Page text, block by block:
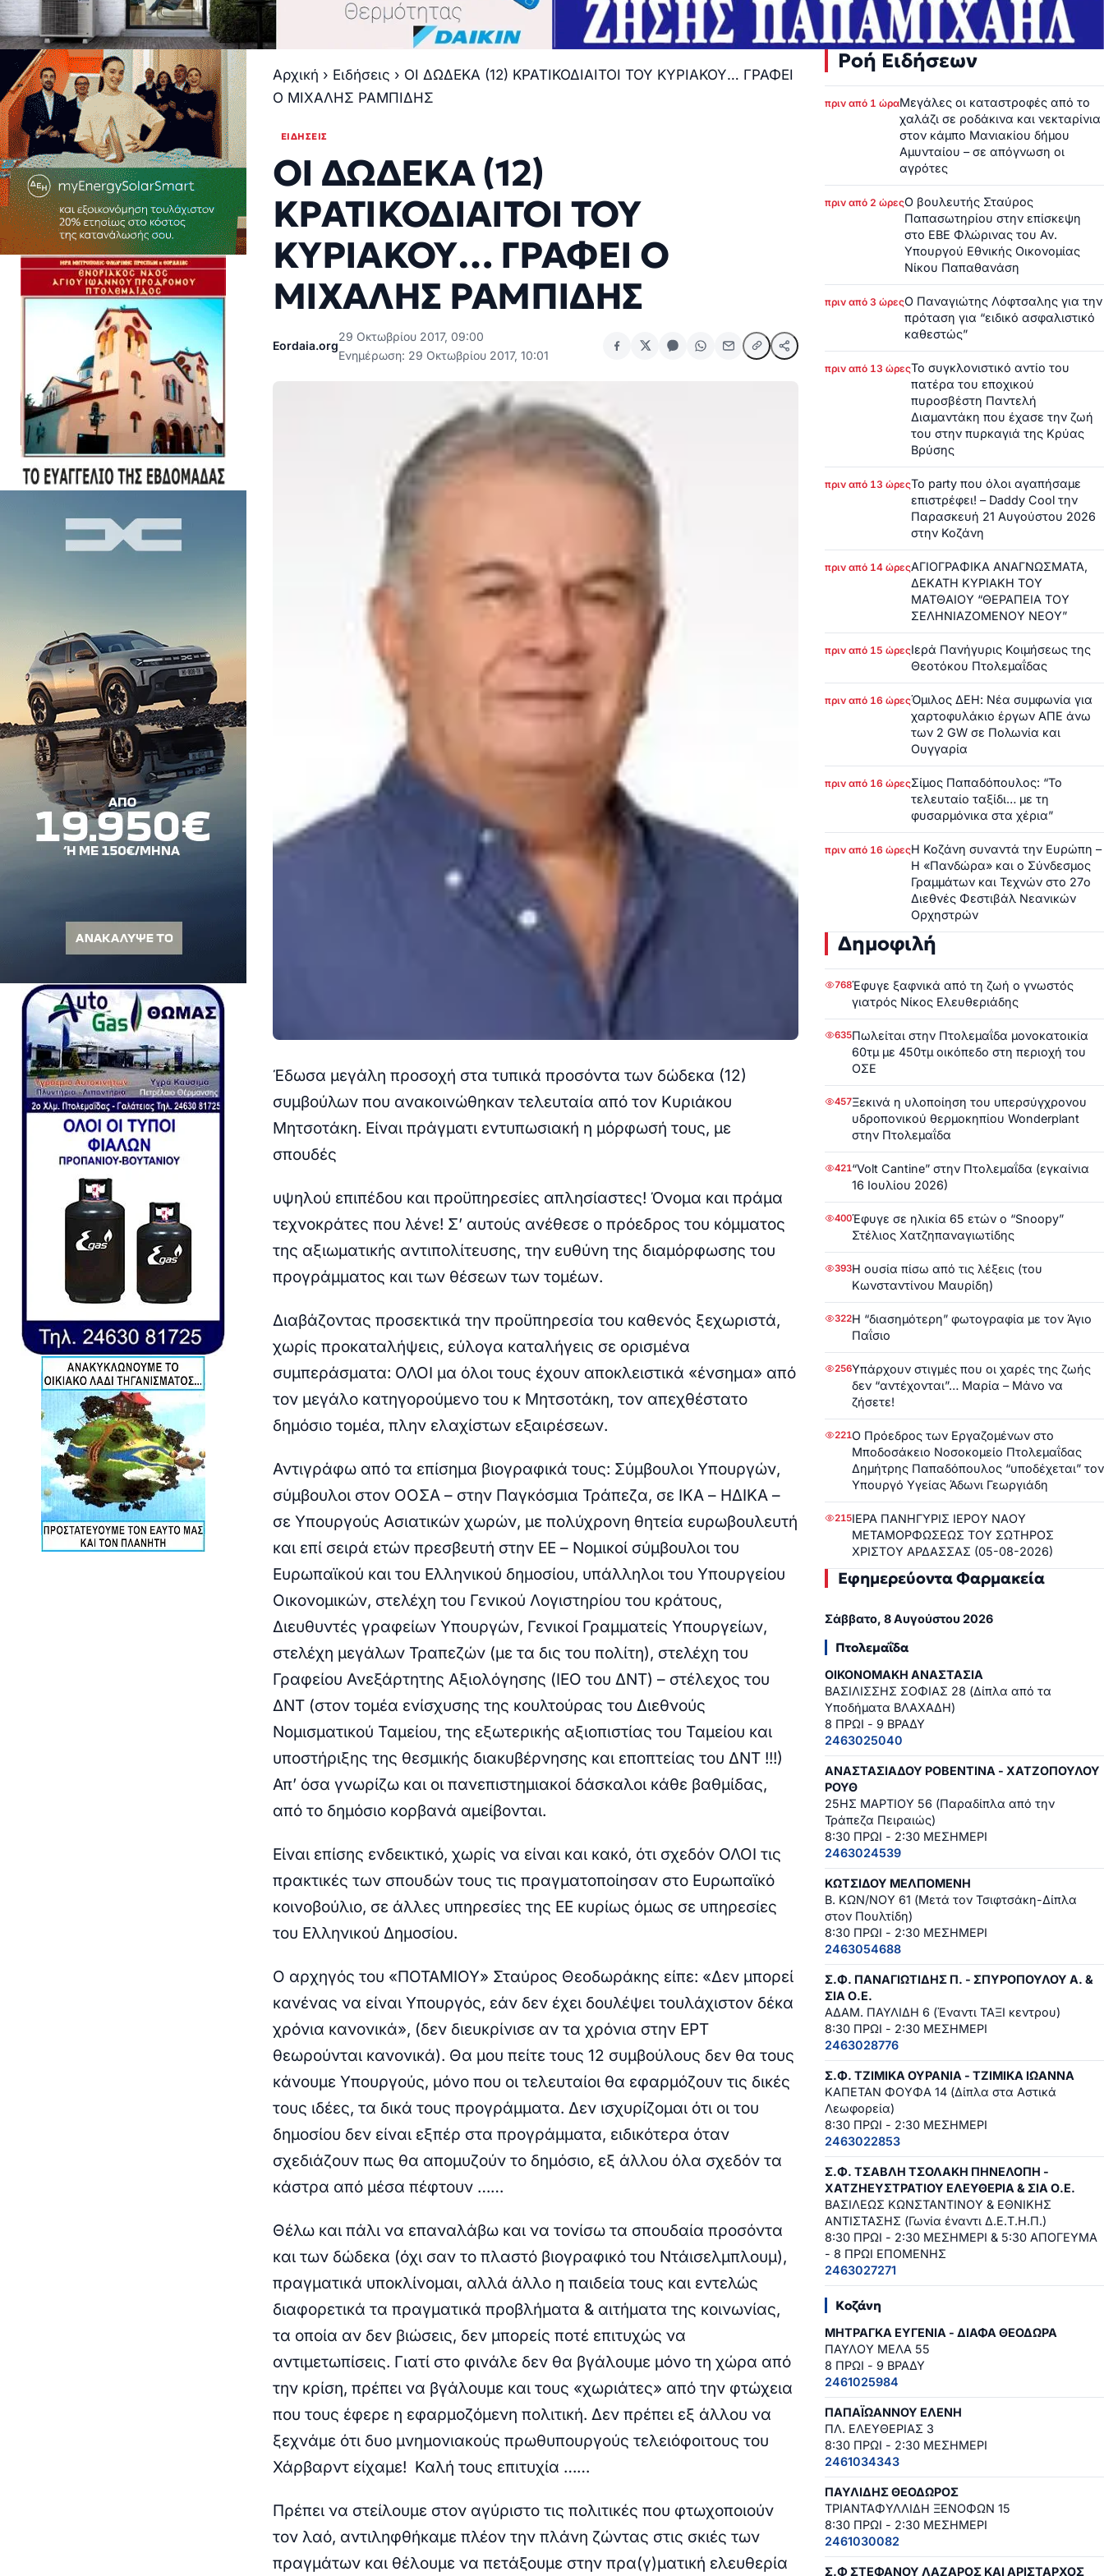
Αρχική › Ειδήσεις › ΟΙ ΔΩΔΕΚΑ (12) ΚΡΑΤΙΚΟΔΙΑΙΤΟΙ ΤΟΥ ΚΥΡΙΑΚΟΥ… ΓΡΑΦΕΙ
Ο ΜΙΧΑΛΗΣ ΡΑΜΠΙΔΗΣ
ΕΙΔΉΣΕΙΣ
ΟΙ ΔΩΔΕΚΑ (12)
ΚΡΑΤΙΚΟΔΙΑΙΤΟΙ ΤΟΥ
ΚΥΡΙΑΚΟΥ… ΓΡΑΦΕΙ Ο
ΜΙΧΑΛΗΣ ΡΑΜΠΙΔΗΣ
Eordaia.org
29 Οκτωβρίου 2017, 09:00
Ενημέρωση: 29 Οκτωβρίου 2017, 10:01
Έδωσα μεγάλη προσοχή στα τυπικά προσόντα των δώδεκα (12)
συμβούλων που ανακοινώθηκαν τελευταία από τον Κυριάκου
Μητσοτάκη. Είναι πράγματι εντυπωσιακή η μόρφωσή τους, με
σπουδές
υψηλού επιπέδου και προϋπηρεσίες απλησίαστες! Όνομα και πράμα
τεχνοκράτες που λένε! Σ’ αυτούς ανέθεσε ο πρόεδρος του κόμματος
της αξιωματικής αντιπολίτευσης, την ευθύνη της διαμόρφωσης του
προγράμματος και των θέσεων των τομέων.
Διαβάζοντας προσεκτικά την προϋπηρεσία του καθενός ξεχωριστά,
χωρίς προκαταλήψεις, εύλογα καταλήγεις σε ορισμένα
συμπεράσματα: ΟΛΟΙ μα όλοι τους έχουν αποκλειστικά «ένσημα» από
τον μεγάλο κατηγορούμενο του κ Μητσοτάκη, τον απεχθέστατο
δημόσιο τομέα, πλην ελαχίστων εξαιρέσεων.
Αντιγράφω από τα επίσημα βιογραφικά τους: Σύμβουλοι Υπουργών,
σύμβουλοι στον ΟΟΣΑ – στην Παγκόσμια Τράπεζα, σε ΙΚΑ – ΗΔΙΚΑ –
σε Υπουργούς Ασιατικών χωρών, με πολύχρονη θητεία ευρωβουλευτή
και επί σειρά ετών πρεσβευτή στην ΕΕ – Νομικοί σύμβουλοι του
Ευρωπαϊκού και του Ελληνικού δημοσίου, υπάλληλοι του Υπουργείου
Οικονομικών, στελέχη του Γενικού Λογιστηρίου του κράτους,
Διευθυντές γραφείων Υπουργών, Γενικοί Γραμματείς Υπουργείων,
στελέχη μεγάλων Τραπεζών (με τα δις του πολίτη), στελέχη του
Γραφείου Ανεξάρτητης Αξιολόγησης (ΙΕΟ του ΔΝΤ) – στέλεχος του
ΔΝΤ (στον τομέα ενίσχυσης της κουλτούρας του Διεθνούς
Νομισματικού Ταμείου, της εξωτερικής αξιοπιστίας του Ταμείου και
υποστήριξης της θεσμικής διακυβέρνησης και εποπτείας του ΔΝΤ !!!)
Απ’ όσα γνωρίζω και οι πανεπιστημιακοί δάσκαλοι κάθε βαθμίδας,
από το δημόσιο κορβανά αμείβονται.
Είναι επίσης ενδεικτικό, χωρίς να είναι και κακό, ότι σχεδόν ΟΛΟΙ τις
πρακτικές των σπουδών τους τις πραγματοποίησαν στο Ευρωπαϊκό
κοινοβούλιο, σε άλλες υπηρεσίες της ΕΕ κυρίως όμως σε υπηρεσίες
του Ελληνικού Δημοσίου.
Ο αρχηγός του «ΠΟΤΑΜΙΟΥ» Σταύρος Θεοδωράκης είπε: «Δεν μπορεί
κανένας να είναι Υπουργός, εάν δεν έχει δουλέψει τουλάχιστον δέκα
χρόνια κανονικά», (δεν διευκρίνισε αν τα χρόνια στην ΕΡΤ
θεωρούνται κανονικά). Θα μου πείτε τους 12 συμβούλους δεν θα τους
κάνουμε Υπουργούς, μόνο που οι τελευταίοι θα εφαρμόζουν τις δικές
τους ιδέες, τα δικά τους προγράμματα. Δεν ισχυρίζομαι ότι οι του
δημοσίου δεν είναι εξπέρ στα προγράμματα, ειδικότερα όταν
σχεδιάζουν πως θα απομυζούν το δημόσιο, εξ άλλου όλα σχεδόν τα
κάστρα από μέσα πέφτουν ……
Θέλω και πάλι να επαναλάβω και να τονίσω τα σπουδαία προσόντα
και των δώδεκα (όχι σαν το πλαστό βιογραφικό του Ντάισελμπλουμ),
πραγματικά υποκλίνομαι, αλλά άλλο η παιδεία τους και εντελώς
διαφορετικά τα πραγματικά προβλήματα & αιτήματα της κοινωνίας,
τα οποία αν δεν βιώσεις, δεν μπορείς ποτέ επιτυχώς να
αντιμετωπίσεις. Γιατί στο φινάλε δεν θα βγάλουμε μόνο τη χώρα από
την κρίση, πρέπει να βγάλουμε και τους «χωριάτες» από την φτώχεια
που τους έφερε η εφαρμοζόμενη πολιτική. Δεν πρέπει εξ άλλου να
ξεχνάμε ότι δυο μνημονιακούς πρωθυπουργούς τελειόφοιτους του
Χάρβαρντ είχαμε! Καλή τους επιτυχία ……
Πρέπει να στείλουμε στον αγύριστο τις πολιτικές που φτωχοποιούν
τον λαό, αντιληφθήκαμε πλέον την πλάνη ζώντας στις σκιές των
πραγμάτων και θέλουμε να πετάξουμε στην πρα(γ)ματική ελευθερία
Ροή Ειδήσεων
πριν από 1 ώραΜεγάλες οι καταστροφές από το
χαλάζι σε ροδάκινα και νεκταρίνια
στον κάμπο Μανιακίου δήμου
Αμυνταίου – σε απόγνωση οι
αγρότες
πριν από 2 ώρεςΟ βουλευτής Σταύρος
Παπασωτηρίου στην επίσκεψη
στο ΕΒΕ Φλώρινας του Αν.
Υπουργού Εθνικής Οικονομίας
Νίκου Παπαθανάση
πριν από 3 ώρεςΟ Παναγιώτης Λόφτσαλης για την
πρόταση για “ειδικό ασφαλιστικό
καθεστώς”
πριν από 13 ώρεςΤο συγκλονιστικό αντίο του
πατέρα του εποχικού
πυροσβέστη Παντελή
Διαμαντάκη που έχασε την ζωή
του στην πυρκαγιά της Κρύας
Βρύσης
πριν από 13 ώρεςΤο party που όλοι αγαπήσαμε
επιστρέφει! – Daddy Cool την
Παρασκευή 21 Αυγούστου 2026
στην Κοζάνη
πριν από 14 ώρεςΑΓΙΟΓΡΑΦΙΚΑ ΑΝΑΓΝΩΣΜΑΤΑ,
ΔΕΚΑΤΗ ΚΥΡΙΑΚΗ ΤΟΥ
ΜΑΤΘΑΙΟΥ “ΘΕΡΑΠΕΙΑ ΤΟΥ
ΣΕΛΗΝΙΑΖΟΜΕΝΟΥ ΝΕΟΥ”
πριν από 15 ώρεςΙερά Πανήγυρις Κοιμήσεως της
Θεοτόκου Πτολεμαΐδας
πριν από 16 ώρεςΌμιλος ΔΕΗ: Νέα συμφωνία για
χαρτοφυλάκιο έργων ΑΠΕ άνω
των 2 GW σε Πολωνία και
Ουγγαρία
πριν από 16 ώρεςΣίμος Παπαδόπουλος: “Το
τελευταίο ταξίδι… με τη
φυσαρμόνικα στα χέρια”
πριν από 16 ώρεςΗ Κοζάνη συναντά την Ευρώπη –
Η «Πανδώρα» και ο Σύνδεσμος
Γραμμάτων και Τεχνών στο 27ο
Διεθνές Φεστιβάλ Νεανικών
Ορχηστρών
Δημοφιλή
768Έφυγε ξαφνικά από τη ζωή ο γνωστός
γιατρός Νίκος Ελευθεριάδης
635Πωλείται στην Πτολεμαΐδα μονοκατοικία
60τμ με 450τμ οικόπεδο στη περιοχή του
ΟΣΕ
457Ξεκινά η υλοποίηση του υπερσύγχρονου
υδροπονικού θερμοκηπίου Wonderplant
στην Πτολεμαΐδα
421“Volt Cantine” στην Πτολεμαΐδα (εγκαίνια
16 Ιουλίου 2026)
400Έφυγε σε ηλικία 65 ετών ο “Snoopy”
Στέλιος Χατζηπαναγιωτίδης
393Η ουσία πίσω από τις λέξεις (του
Κωνσταντίνου Μαυρίδη)
322Η “διασημότερη” φωτογραφία με τον Άγιο
Παΐσιο
256Υπάρχουν στιγμές που οι χαρές της ζωής
δεν “αντέχονται”… Μαρία – Μάνο να
ζήσετε!
221Ο Πρόεδρος των Εργαζομένων στο
Μποδοσάκειο Νοσοκομείο Πτολεμαΐδας
Δημήτρης Παπαδόπουλος “υποδέχεται” τον
Υπουργό Υγείας Άδωνι Γεωργιάδη
215ΙΕΡΑ ΠΑΝΗΓΥΡΙΣ ΙΕΡΟΥ ΝΑΟΥ
ΜΕΤΑΜΟΡΦΩΣΕΩΣ ΤΟΥ ΣΩΤΗΡΟΣ
ΧΡΙΣΤΟΥ ΑΡΔΑΣΣΑΣ (05-08-2026)
Εφημερεύοντα Φαρμακεία
Σάββατο, 8 Αυγούστου 2026
Πτολεμαΐδα
ΟΙΚΟΝΟΜΑΚΗ ΑΝΑΣΤΑΣΙΑ
ΒΑΣΙΛΙΣΣΗΣ ΣΟΦΙΑΣ 28 (Δίπλα από τα
Υποδήματα ΒΛΑΧΑΔΗ)
8 ΠΡΩΙ - 9 ΒΡΑΔΥ
2463025040
ΑΝΑΣΤΑΣΙΑΔΟΥ ΡΟΒΕΝΤΙΝΑ - ΧΑΤΖΟΠΟΥΛΟΥ
ΡΟΥΘ
25ΗΣ ΜΑΡΤΙΟΥ 56 (Παραδίπλα από την
Τράπεζα Πειραιώς)
8:30 ΠΡΩΙ - 2:30 ΜΕΣΗΜΕΡΙ
2463024539
ΚΩΤΣΙΔΟΥ ΜΕΛΠΟΜΕΝΗ
Β. ΚΩΝ/ΝΟΥ 61 (Μετά τον Τσιφτσάκη-Δίπλα
στον Πουλτίδη)
8:30 ΠΡΩΙ - 2:30 ΜΕΣΗΜΕΡΙ
2463054688
Σ.Φ. ΠΑΝΑΓΙΩΤΙΔΗΣ Π. - ΣΠΥΡΟΠΟΥΛΟΥ Α. &
ΣΙΑ Ο.Ε.
ΑΔΑΜ. ΠΑΥΛΙΔΗ 6 (Έναντι ΤΑΞΙ κεντρου)
8:30 ΠΡΩΙ - 2:30 ΜΕΣΗΜΕΡΙ
2463028776
Σ.Φ. ΤΖΙΜΙΚΑ ΟΥΡΑΝΙΑ - ΤΖΙΜΙΚΑ ΙΩΑΝΝΑ
ΚΑΠΕΤΑΝ ΦΟΥΦΑ 14 (Δίπλα στα Αστικά
Λεωφορεία)
8:30 ΠΡΩΙ - 2:30 ΜΕΣΗΜΕΡΙ
2463022853
Σ.Φ. ΤΣΑΒΛΗ ΤΣΟΛΑΚΗ ΠΗΝΕΛΟΠΗ -
ΧΑΤΖΗΕΥΣΤΡΑΤΙΟΥ ΕΛΕΥΘΕΡΙΑ & ΣΙΑ Ο.Ε.
ΒΑΣΙΛΕΩΣ ΚΩΝΣΤΑΝΤΙΝΟΥ & ΕΘΝΙΚΗΣ
ΑΝΤΙΣΤΑΣΗΣ (Γωνία έναντι Δ.Ε.Τ.Η.Π.)
8:30 ΠΡΩΙ - 2:30 ΜΕΣΗΜΕΡΙ & 5:30 ΑΠΟΓΕΥΜΑ
- 8 ΠΡΩΙ ΕΠΟΜΕΝΗΣ
2463027271
Κοζάνη
ΜΗΤΡΑΓΚΑ ΕΥΓΕΝΙΑ - ΔΙΑΦΑ ΘΕΟΔΩΡΑ
ΠΑΥΛΟΥ ΜΕΛΑ 55
8 ΠΡΩΙ - 9 ΒΡΑΔΥ
2461025984
ΠΑΠΑΪΩΑΝΝΟΥ ΕΛΕΝΗ
ΠΛ. ΕΛΕΥΘΕΡΙΑΣ 3
8:30 ΠΡΩΙ - 2:30 ΜΕΣΗΜΕΡΙ
2461034343
ΠΑΥΛΙΔΗΣ ΘΕΟΔΩΡΟΣ
ΤΡΙΑΝΤΑΦΥΛΛΙΔΗ ΞΕΝΟΦΩΝ 15
8:30 ΠΡΩΙ - 2:30 ΜΕΣΗΜΕΡΙ
2461030082
Σ.Φ ΣΤΕΦΑΝΟΥ ΛΑΖΑΡΟΣ ΚΑΙ ΑΡΙΣΤΑΡΧΟΣ